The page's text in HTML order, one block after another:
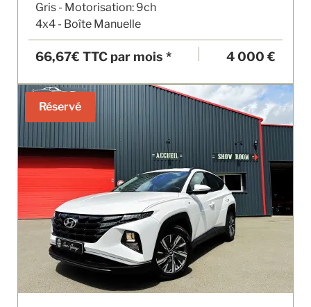
Gris - Motorisation: 9ch
4x4 - Boîte Manuelle
66,67€ TTC par mois * 4 000 €
Réservé